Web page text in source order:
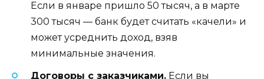
Если в январе пришло 50 тысяч, а в марте
300 тысяч — банк будет считать «качели» и
может усреднить доход, взяв
минимальные значения.
Договоры с заказчиками. Если вы